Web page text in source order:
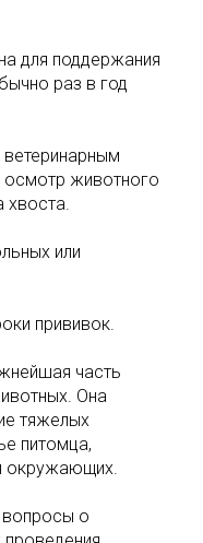
для поддержания
раз в год
осмотр животного
хвоста.
или
прививок.
часть
Она
тяжелых
питомца,
окружающих.
вопросы о